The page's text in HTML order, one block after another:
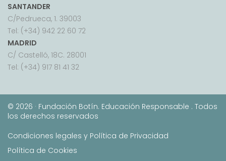
SANTANDER
C/Pedrueca, 1. 39003
Tel: (+34) 942 22 60 72
MADRID
C/ Castelló, 18C. 28001
Tel: (+34) 917 81 41 32
Condiciones legales y Política de Privacidad
Política de Cookies
© 2026 · Fundación Botín. Educación Responsable . Todos
los derechos reservados